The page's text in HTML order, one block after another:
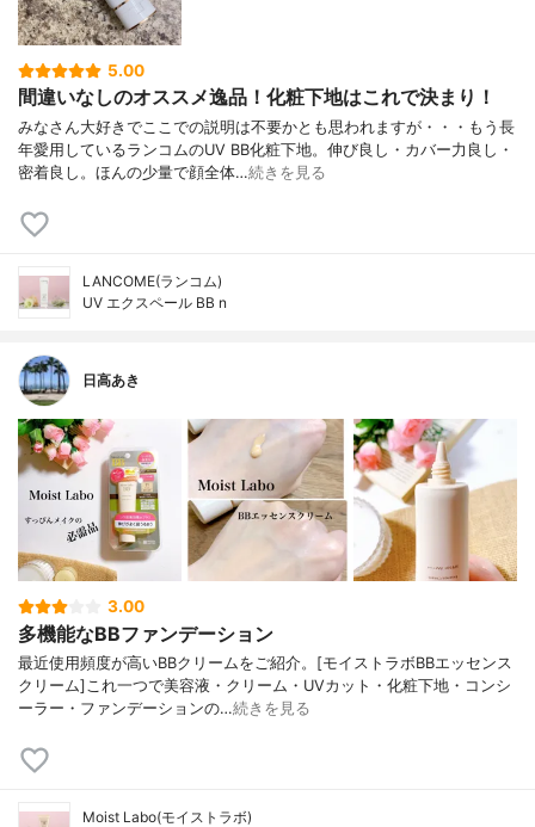
5.00
間違いなしのオススメ逸品！化粧下地はこれで決まり！
みなさん大好きでここでの説明は不要かとも思われますが・・・もう長
年愛用しているランコムのUV BB化粧下地。伸び良し・カバー力良し・
密着良し。ほんの少量で顔全体…続きを見る
LANCOME(ランコム)
UV エクスペール BB n
日高あき
3.00
多機能なBBファンデーション
最近使用頻度が高いBBクリームをご紹介。[モイストラボBBエッセンス
クリーム]これ一つで美容液・クリーム・UVカット・化粧下地・コンシ
ーラー・ファンデーションの…続きを見る
Moist Labo(モイストラボ)